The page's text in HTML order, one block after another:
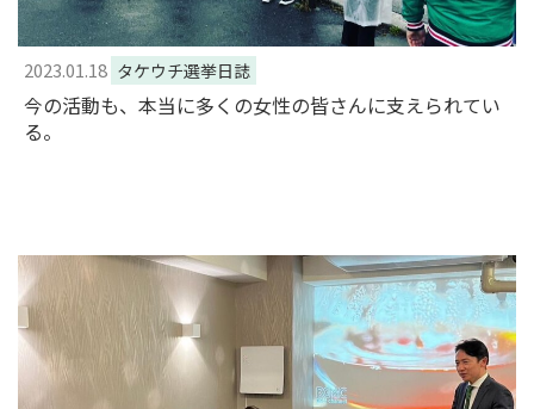
2023.01.18 タケウチ選挙日誌
今の活動も、本当に多くの女性の皆さんに支えられてい
る。